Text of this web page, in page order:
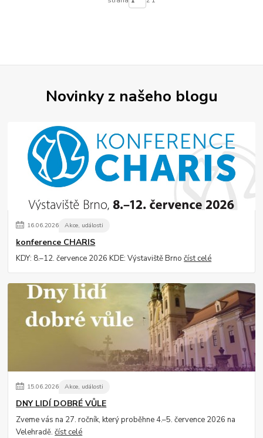
Novinky z našeho blogu
16.06.2026 Akce, události
konference CHARIS
KDY: 8.–12. července 2026 KDE: Výstaviště Brnočíst celé
15.06.2026 Akce, události
DNY LIDÍ DOBRÉ VŮLE
Zveme vás na 27. ročník, který proběhne 4.–5. července 2026 na
Velehradě.číst celé